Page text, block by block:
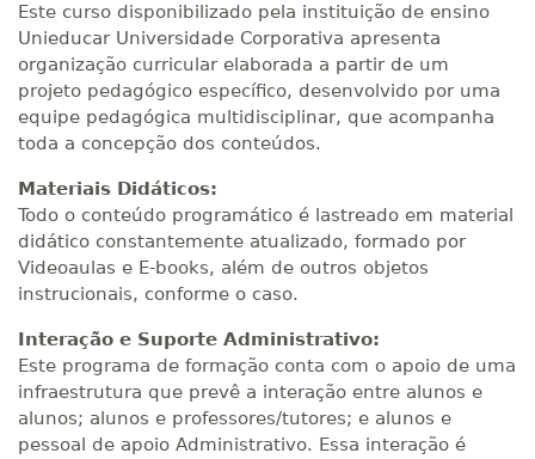
Este curso disponibilizado pela instituição de ensino
Unieducar Universidade Corporativa apresenta
organização curricular elaborada a partir de um
projeto pedagógico específico, desenvolvido por uma
equipe pedagógica multidisciplinar, que acompanha
toda a concepção dos conteúdos.
Materiais Didáticos:
Todo o conteúdo programático é lastreado em material
didático constantemente atualizado, formado por
Videoaulas e E-books, além de outros objetos
instrucionais, conforme o caso.
Interação e Suporte Administrativo:
Este programa de formação conta com o apoio de uma
infraestrutura que prevê a interação entre alunos e
alunos; alunos e professores/tutores; e alunos e
pessoal de apoio Administrativo. Essa interação é